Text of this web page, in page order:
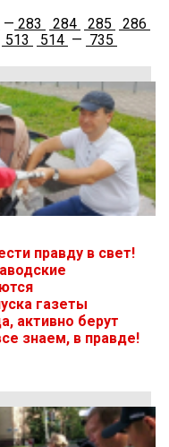
— 283 284 285
286
513 514 — 735
правду в свет!
газеты
активно берут
знаем, в правде!